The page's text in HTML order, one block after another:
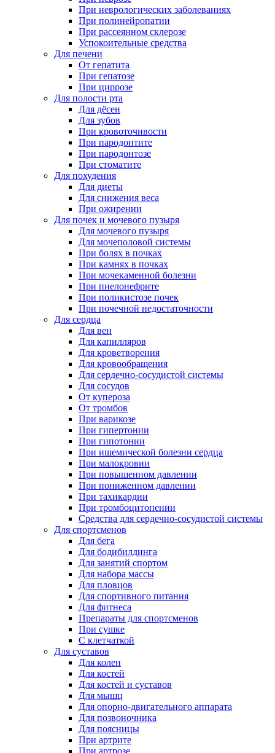
При неврологических заболеваниях
При полинейропатии
При рассеянном склерозе
Успокоительные средства
Для печени
От гепатита
При гепатозе
При циррозе
Для полости рта
Для дёсен
Для зубов
При кровоточивости
При пародонтите
При пародонтозе
При стоматите
Для похудения
Для диеты
Для снижения веса
При ожирении
Для почек и мочевого пузыря
Для мочевого пузыря
Для мочеполовой системы
При болях в почках
При камнях в почках
При мочекаменной болезни
При пиелонефрите
При поликистозе почек
При почечной недостаточности
Для сердца
Для вен
Для капилляров
Для кроветворения
Для кровообращения
Для сердечно-сосудистой системы
Для сосудов
От купероза
От тромбов
При варикозе
При гипертонии
При гипотонии
При ишемической болезни сердца
При малокровии
При повышенном давлении
При пониженном давлении
При тахикардии
При тромбоцитопении
Средства для сердечно-сосудистой системы
Для спортсменов
Для бега
Для бодибилдинга
Для занятий спортом
Для набора массы
Для пловцов
Для спортивного питания
Для фитнеса
Препараты для спортсменов
При сушке
С клетчаткой
Для суставов
Для колен
Для костей
Для костей и суставов
Для мышц
Для опорно-двигательного аппарата
Для позвоночника
Для поясницы
При артрите
При артрозе